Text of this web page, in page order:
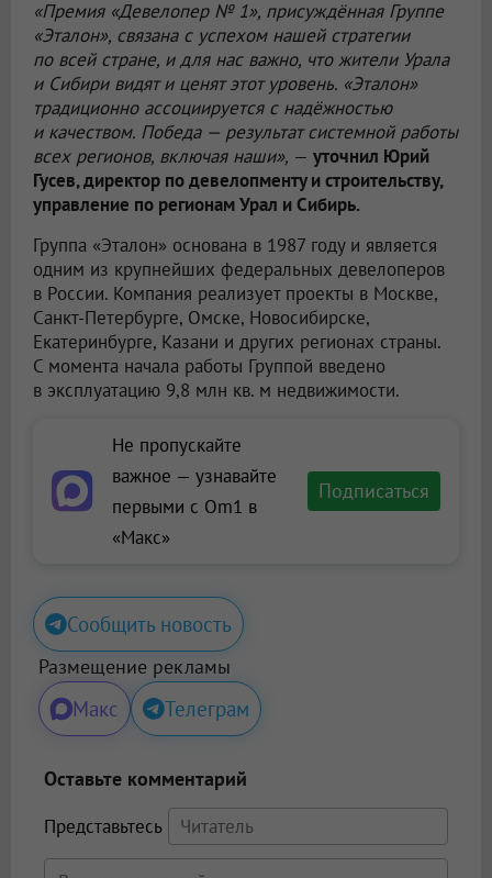
«Премия «Девелопер № 1», присуждённая Группе
«Эталон», связана с успехом нашей стратегии
по всей стране, и для нас важно, что жители Урала
и Сибири видят и ценят этот уровень. «Эталон»
традиционно ассоциируется с надёжностью
и качеством. Победа — результат системной работы
всех регионов, включая наши», — уточнил Юрий
Гусев, директор по девелопменту и строительству,
управление по регионам Урал и Сибирь.
Группа «Эталон» основана в 1987 году и является
одним из крупнейших федеральных девелоперов
в России. Компания реализует проекты в Москве,
Санкт-Петербурге, Омске, Новосибирске,
Екатеринбурге, Казани и других регионах страны.
С момента начала работы Группой введено
в эксплуатацию 9,8 млн кв. м недвижимости.
Не пропускайте
важное — узнавайте
первыми с Om1 в
«Макс»
Подписаться
Сообщить новость
Размещение рекламы
Макс Телеграм
Оставьте комментарий
Представьтесь